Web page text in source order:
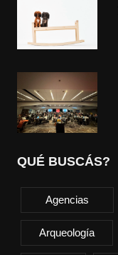
QUÉ BUSCÁS?
Agencias
Arqueología